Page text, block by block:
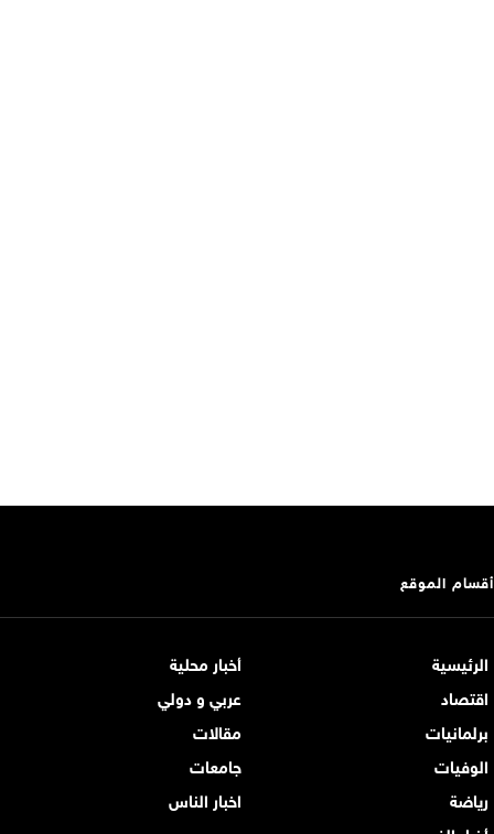
أقسام الموقع
الرئيسية
أخبار محلية
اقتصاد
عربي و دولي
برلمانيات
مقالات
الوفيات
جامعات
رياضة
اخبار الناس